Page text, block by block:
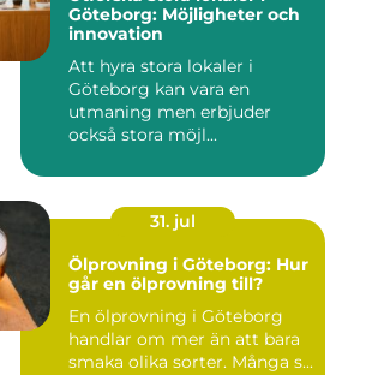
Göteborg: Möjligheter och
innovation
Att hyra stora lokaler i
Göteborg kan vara en
utmaning men erbjuder
också stora möjl...
31. jul
Ölprovning i Göteborg: Hur
går en ölprovning till?
En ölprovning i Göteborg
handlar om mer än att bara
smaka olika sorter. Många s...